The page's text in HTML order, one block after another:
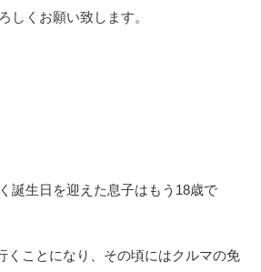
しくお願い致します。
誕生日を迎えた息子はもう18歳で
くことになり、その頃にはクルマの免